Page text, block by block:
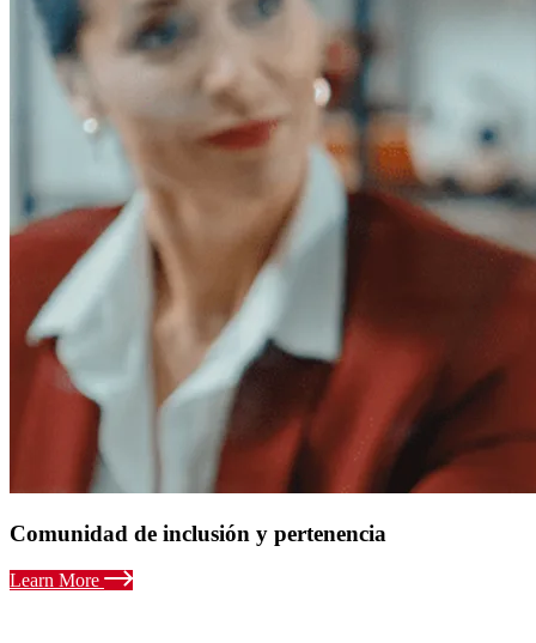
Comunidad de inclusión y pertenencia
Learn More